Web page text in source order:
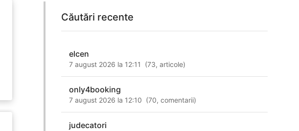
Căutări recente
elcen
7 august 2026 la 12:11 (73,articole)
only4booking
7 august 2026 la 12:10 (70,comentarii)
judecatori